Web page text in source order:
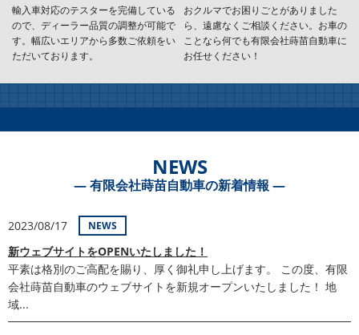
輸入車対応のテスターを完備している
ので、ディーラー品質の調整が可能で
す。幅広いエリアから多数ご依頼をい
ただいております。
おクルマでお困りごとがありました
ら、遠慮なくご相談ください。お車の
ことなら何でも有限会社蒔苗自動車に
お任せください！
NEWS
― 有限会社蒔苗自動車の新着情報 ―
2023/08/17 NEWS
新ウェブサイトをOPENいたしました！
平素は格別のご高配を賜り、厚く御礼申し上げます。 この度、有限
会社蒔苗自動車のウェブサイトを新規オープンいたしました！ 地
域...